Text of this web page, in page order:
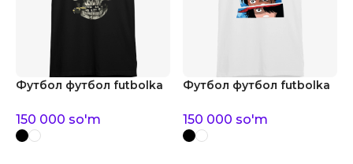
Футбол футбол futbolka
150 000 so'm
Футбол футбол futbolka
150 000 so'm